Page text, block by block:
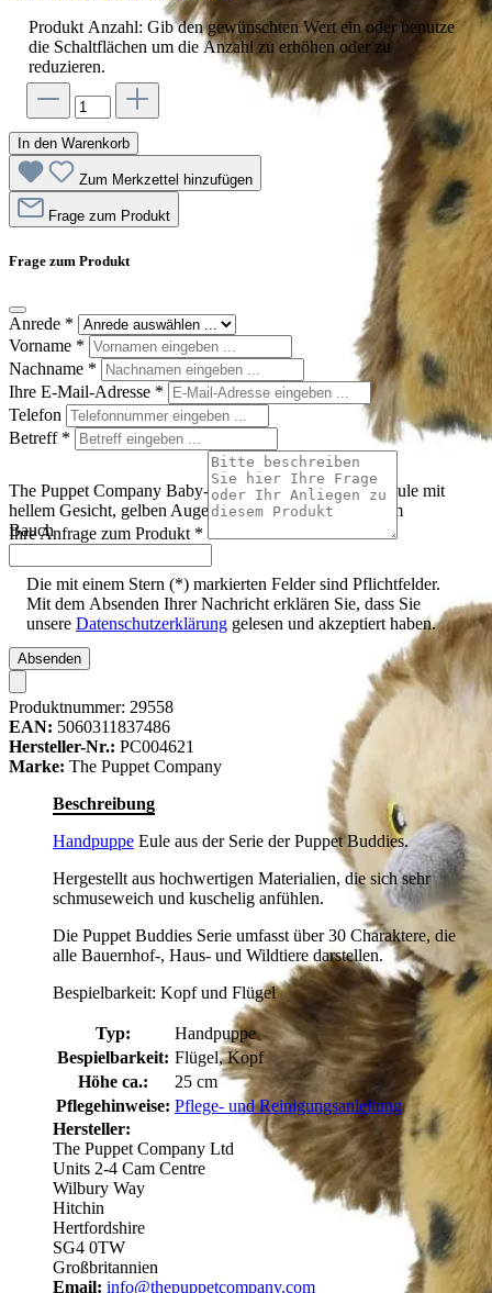
The Puppet Company Baby-Handpuppe Eule, braune Eule mit
hellem Gesicht, gelben Augen und schwarz gepunktetem
Bauch
Produkt Anzahl: Gib den gewünschten Wert ein oder benutze
die Schaltflächen um die Anzahl zu erhöhen oder zu
reduzieren.
In den Warenkorb
Zum Merkzettel hinzufügen
Frage zum Produkt
Frage zum Produkt
Anrede *
Vorname *
Nachname *
Ihre E-Mail-Adresse *
Telefon
Betreff *
Ihre Anfrage zum Produkt *
Die mit einem Stern (*) markierten Felder sind Pflichtfelder.
Mit dem Absenden Ihrer Nachricht erklären Sie, dass Sie
unsere Datenschutzerklärung gelesen und akzeptiert haben.
Absenden
Produktnummer: 29558
EAN: 5060311837486
Hersteller-Nr.: PC004621
Marke: The Puppet Company
Beschreibung
Handpuppe Eule aus der Serie der Puppet Buddies.
Hergestellt aus hochwertigen Materialien, die sich sehr
schmuseweich und kuschelig anfühlen.
Die Puppet Buddies Serie umfasst über 30 Charaktere, die
alle Bauernhof-, Haus- und Wildtiere darstellen.
Bespielbarkeit: Kopf und Flügel
Typ:
Handpuppe
Bespielbarkeit: Flügel, Kopf
Höhe ca.:
25 cm
Pflegehinweise: Pflege- und Reinigungsanleitung
Hersteller:
The Puppet Company Ltd
Units 2-4 Cam Centre
Wilbury Way
Hitchin
Hertfordshire
SG4 0TW
Großbritannien
Email: info@thepuppetcompany.com